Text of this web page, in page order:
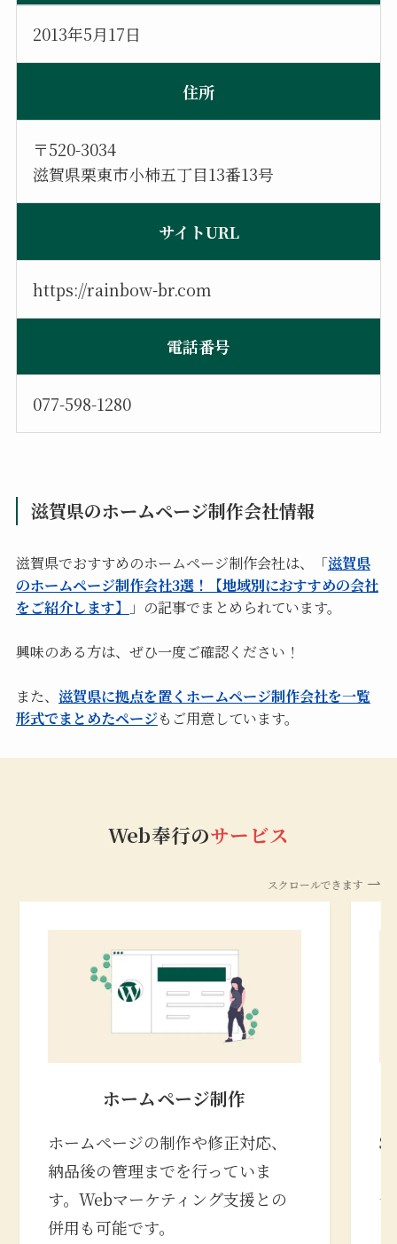
2013年5月17日
住所
〒520-3034
滋賀県栗東市小柿五丁目13番13号
サイトURL
https://rainbow-br.com
電話番号
077-598-1280
滋賀県のホームページ制作会社情報
滋賀県でおすすめのホームページ制作会社は、「滋賀県
のホームページ制作会社3選！【地域別におすすめの会社
をご紹介します】
」の記事でまとめられています。
興味のある方は、ぜひ一度ご確認ください！
また、 滋賀県に拠点を置くホームページ制作会社を一覧
形式でまとめたページもご用意しています。
Web奉行のサービス
スクロールできます
ホームページ制作
ホームページの制作や修正対応、
納品後の管理までを行っていま
す。Webマーケティング支援との
併用も可能です。